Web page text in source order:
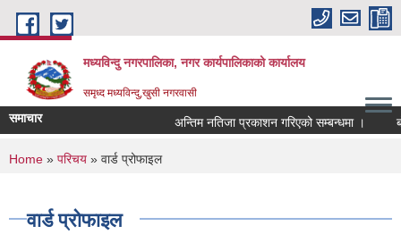
Skip to main content
मध्यविन्दु नगरपालिका, नगर कार्यपालिकाको कार्यालय
समृध्द मध्यविन्दु,खुसी नगरवासी
समाचार अन्तिम नतिजा प्रकाशन गरिएको सम्बन्धमा ।
You are here
Home » परिचय » वार्ड प्रोफाइल
वार्ड प्रोफाइल